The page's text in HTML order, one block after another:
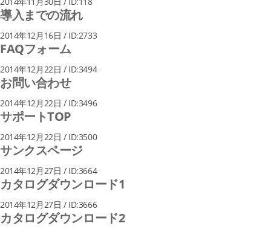
導入までの流れ
2014年12月16日 / ID:2733
FAQフォーム
2014年12月22日 / ID:3494
お問い合わせ
2014年12月22日 / ID:3496
サポートTOP
2014年12月22日 / ID:3500
サンクスページ
2014年12月27日 / ID:3664
カタログダウンロード1
2014年12月27日 / ID:3666
カタログダウンロード2